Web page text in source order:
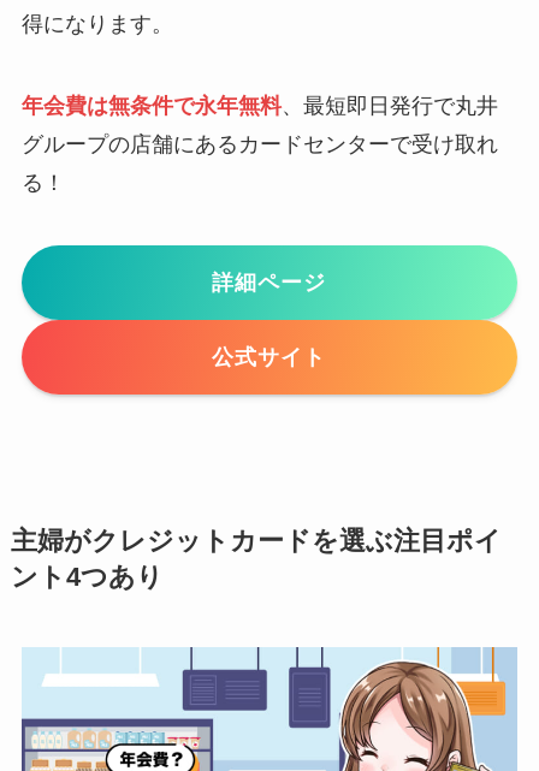
得になります。
年会費は無条件で永年無料、最短即日発行で丸井
グループの店舗にあるカードセンターで受け取れ
る！
詳細ページ
公式サイト
主婦がクレジットカードを選ぶ注目ポイ
ント4つあり